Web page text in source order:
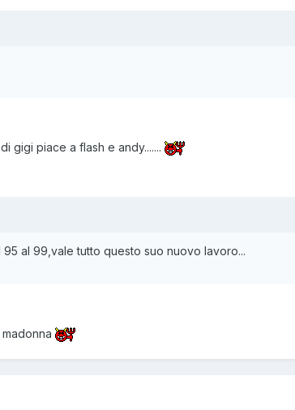
gigi piace a flash e andy.......
al 99,vale tutto questo suo nuovo lavoro...